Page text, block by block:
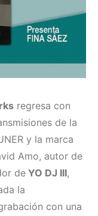
regresa con
de la
y la marca
Amo, autor de
deYO DJ III,
la
con una